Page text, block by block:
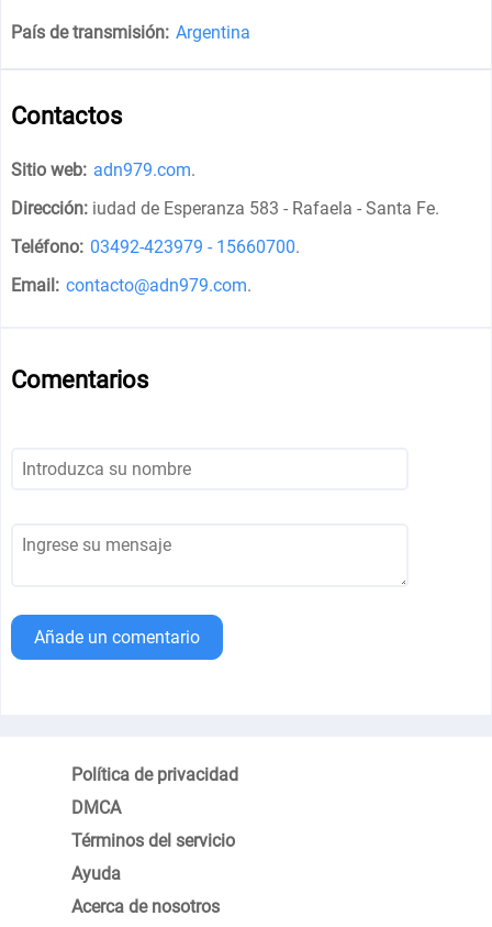
País de transmisión: Argentina
Contactos
Sitio web: adn979.com.
Dirección: iudad de Esperanza 583 - Rafaela - Santa Fe.
Teléfono: 03492-423979 - 15660700.
Email: contacto@adn979.com.
Comentarios
Añade un comentario
Política de privacidad
DMCA
Términos del servicio
Ayuda
Acerca de nosotros